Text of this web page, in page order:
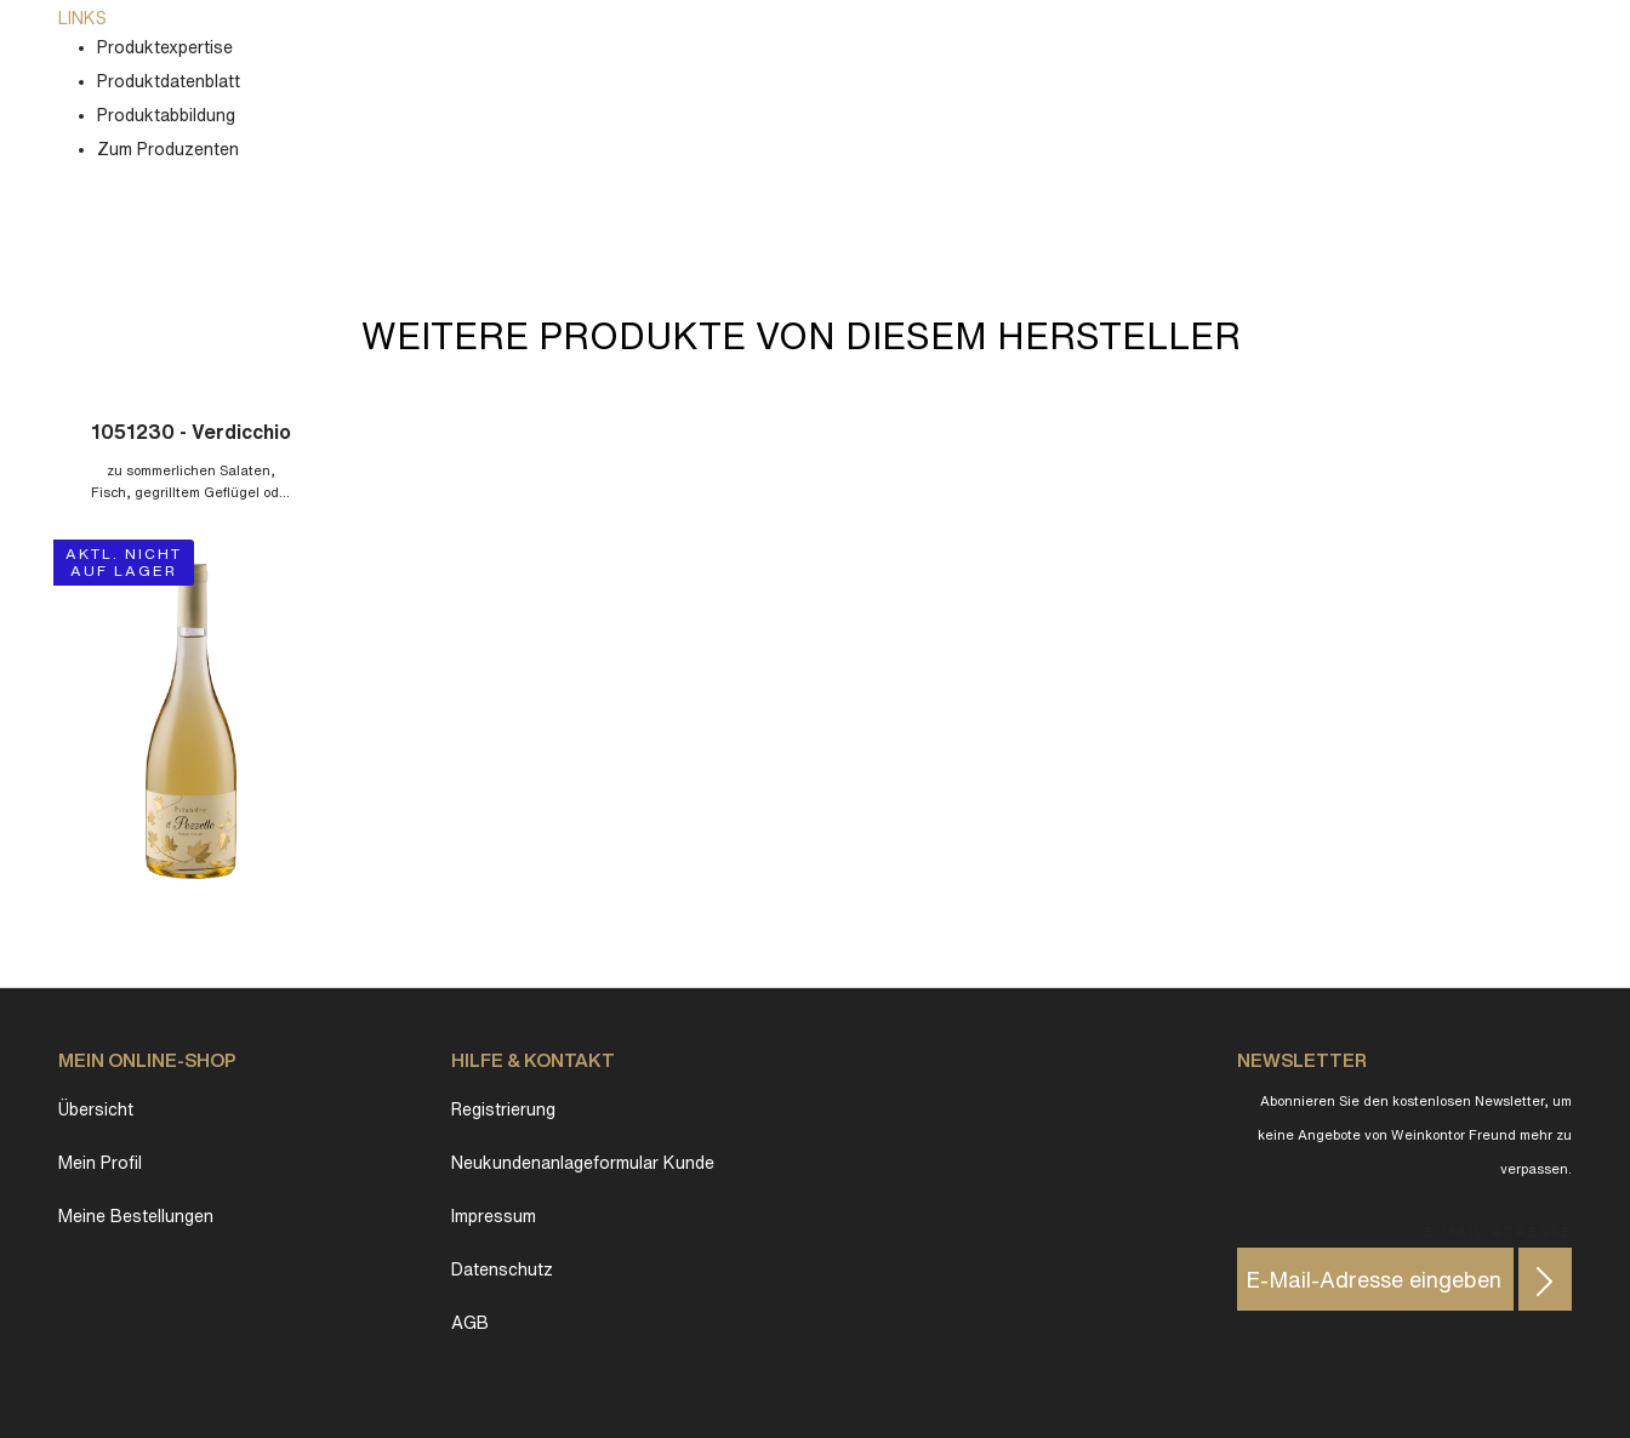
LINKS
Produktexpertise
Produktdatenblatt
Produktabbildung
Zum Produzenten
WEITERE PRODUKTE VON DIESEM HERSTELLER
1051230 - Verdicchio
Jesi Classico DOC Il
Pozzetto
zu sommerlichen Salaten,
Fisch, gegrilltem Geflügel oder
AKTL. NICHT
AUF LAGER
MEIN ONLINE-SHOP
Übersicht
Mein Profil
Meine Bestellungen
HILFE & KONTAKT
Registrierung
Neukundenanlageformular Kunde
Impressum
Datenschutz
AGB
NEWSLETTER
Abonnieren Sie den kostenlosen Newsletter, um
keine Angebote von Weinkontor Freund mehr zu
verpassen.